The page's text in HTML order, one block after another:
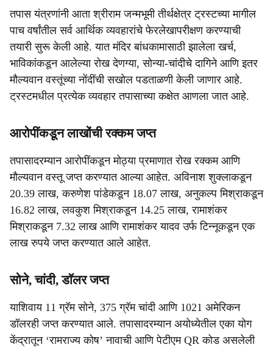
तपास यंत्रणांनी आता श्रीराम जन्मभूमी तीर्थक्षेत्र ट्रस्टच्या मागील
पाच वर्षांतील सर्व आर्थिक व्यवहारांचे फेरलेखापरीक्षण करण्याची
तयारी सुरू केली आहे. यात मंदिर बांधकामासाठी झालेला खर्च,
भाविकांकडून आलेल्या रोख देणग्या, सोन्या-चांदीचे दागिने आणि इतर
मौल्यवान वस्तूंच्या नोंदींची सखोल पडताळणी केली जाणार आहे.
ट्रस्टमधील प्रत्येक व्यवहार तपासाच्या कक्षेत आणला जात आहे.
आरोपींकडून लाखोंची रक्कम जप्त
तपासादरम्यान आरोपींकडून मोठ्या प्रमाणात रोख रक्कम आणि
मौल्यवान वस्तू जप्त करण्यात आल्या आहेत. अविनाश शुक्लाकडून
20.39 लाख, करुणेश पांडेकडून 18.07 लाख, अनुकल्प मिश्राकडून
16.82 लाख, लवकुश मिश्राकडून 14.25 लाख, रामाशंकर
मिश्राकडून 7.32 लाख आणि रामाशंकर यादव उर्फ टिन्नूकडून एक
लाख रुपये जप्त करण्यात आले आहेत.
सोने, चांदी, डाॅलर जप्त
याशिवाय 11 ग्रॅम सोने, 375 ग्रॅम चांदी आणि 1021 अमेरिकन
डॉलरही जप्त करण्यात आले. तपासादरम्यान अयोध्येतील एका योग
केंद्रातून ‘रामराज्य कोष’ नावाची आणि पेटीएम QR कोड असलेली